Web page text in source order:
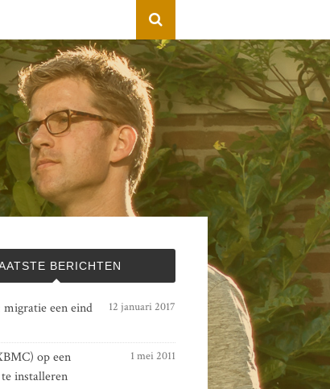
BERICHTEN
een eind
12 januari 2017
op een
installeren
1 mei 2011